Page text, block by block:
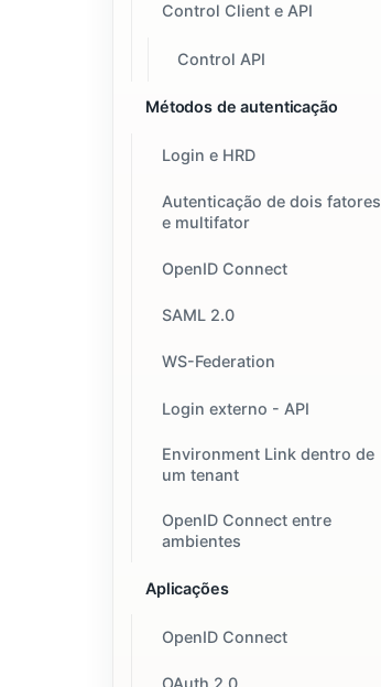
Control Client e API
Control API
Métodos de autenticação
Login e HRD
Autenticação de dois fatores
e multifator
OpenID Connect
SAML 2.0
WS-Federation
Login externo - API
Environment Link dentro de
um tenant
OpenID Connect entre
ambientes
Aplicações
OpenID Connect